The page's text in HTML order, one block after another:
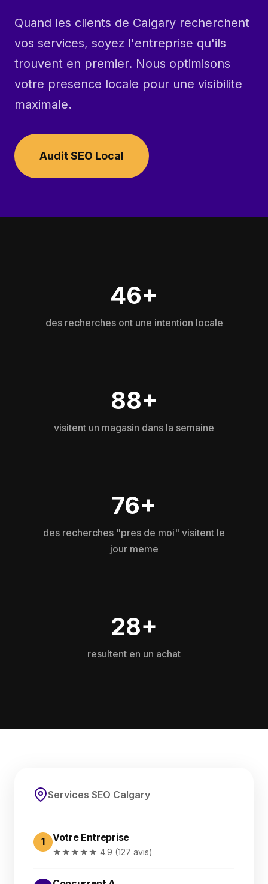
Quand les clients de Calgary recherchent
vos services, soyez l'entreprise qu'ils
trouvent en premier. Nous optimisons
votre presence locale pour une visibilite
maximale.
Audit SEO Local
46+
des recherches ont une intention locale
88+
visitent un magasin dans la semaine
76+
des recherches "pres de moi" visitent le
jour meme
28+
resultent en un achat
Services SEO Calgary
1 Votre Entreprise
★★★★★ 4.9 (127 avis)